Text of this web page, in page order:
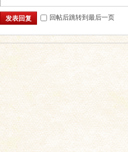
发表回复 回帖后跳转到最后一页